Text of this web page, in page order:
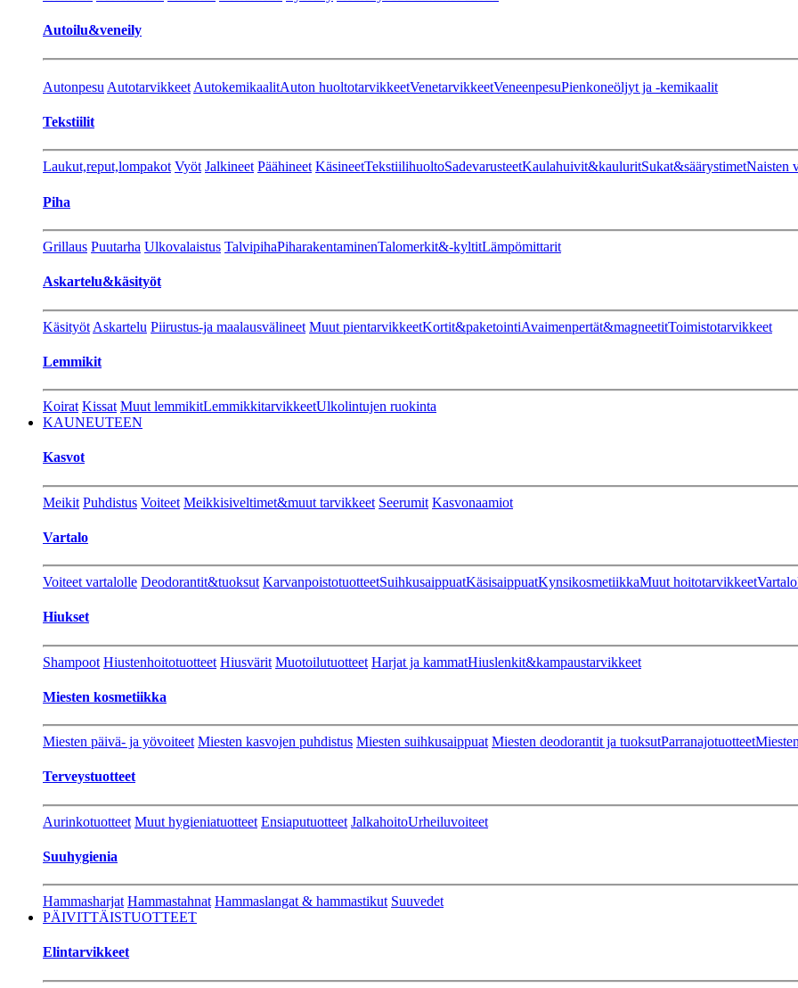
Autoilu&veneily
Autonpesu Autotarvikkeet AutokemikaalitAuton huoltotarvikkeetVenetarvikkeetVeneenpesuPienkoneöljyt ja -kemikaalit
Tekstiilit
Laukut,reput,lompakot Vyöt Jalkineet Päähineet KäsineetTekstiilihuoltoSadevarusteetKaulahuivit&kauluritSukat&säärystimetNaisten
Piha
Grillaus Puutarha Ulkovalaistus TalvipihaPiharakentaminenTalomerkit&-kyltitLämpömittarit
Askartelu&käsityöt
Käsityöt Askartelu Piirustus-ja maalausvälineet Muut pientarvikkeetKortit&paketointiAvaimenpertät&magneetitToimistotarvikkeet
Lemmikit
Koirat Kissat Muut lemmikitLemmikkitarvikkeetUlkolintujen ruokinta
KAUNEUTEEN
Kasvot
Meikit Puhdistus Voiteet Meikkisiveltimet&muut tarvikkeet Seerumit Kasvonaamiot
Vartalo
Voiteet vartalolle Deodorantit&tuoksut KarvanpoistotuotteetSuihkusaippuatKäsisaippuatKynsikosmetiikkaMuut hoitotarvikkeet
Hiukset
Shampoot Hiustenhoitotuotteet Hiusvärit Muotoilutuotteet Harjat ja kammatHiuslenkit&kampaustarvikkeet
Miesten kosmetiikka
Miesten päivä- ja yövoiteet Miesten kasvojen puhdistus Miesten suihkusaippuat Miesten deodorantit ja tuoksutParranajotuotteet
Terveystuotteet
Aurinkotuotteet Muut hygieniatuotteet Ensiaputuotteet JalkahoitoUrheiluvoiteet
Suuhygienia
Hammasharjat Hammastahnat Hammaslangat & hammastikut Suuvedet
PÄIVITTÄISTUOTTEET
Elintarvikkeet